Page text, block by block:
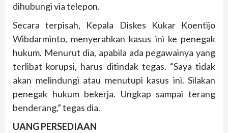
dihubungi via telepon.
Secara terpisah, Kepala Diskes Kukar Koentijo
Wibdarminto, menyerahkan kasus ini ke penegak
hukum. Menurut dia, apabila ada pegawainya yang
terlibat korupsi, harus ditindak tegas. “Saya tidak
akan melindungi atau menutupi kasus ini. Silakan
penegak hukum bekerja. Ungkap sampai terang
benderang,” tegas dia.
UANG PERSEDIAAN